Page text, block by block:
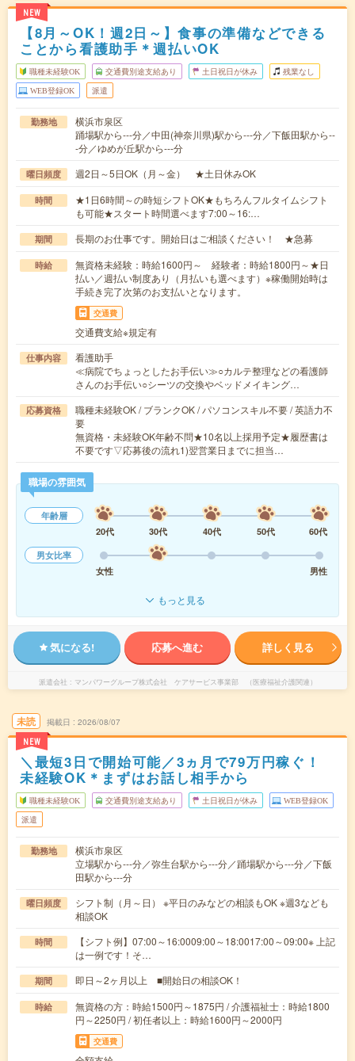
NEW
【8月～OK！週2日～】食事の準備などできる
ことから看護助手＊週払いOK
職種未経験OK 交通費別途支給あり 土日祝日が休み 残業なし
WEB登録OK 派遣
勤務地
横浜市泉区
踊場駅から---分／中田(神奈川県)駅から---分／下飯田駅から--
-分／ゆめが丘駅から---分
曜日頻度 週2日～5日OK（月～金） ★土日休みOK
時間
★1日6時間～の時短シフトOK★もちろんフルタイムシフト
も可能★スタート時間選べます7:00～16:…
期間 長期のお仕事です。開始日はご相談ください！ ★急募
時給
無資格未経験：時給1600円～ 経験者：時給1800円～★日
払い／週払い制度あり（月払いも選べます）※稼働開始時は
手続き完了次第のお支払いとなります。
交通費
交通費支給※規定有
仕事内容
看護助手
≪病院でちょっとしたお手伝い≫○カルテ整理などの看護師
さんのお手伝い○シーツの交換やベッドメイキング…
応募資格
職種未経験OK / ブランクOK / パソコンスキル不要 / 英語力不
要
無資格・未経験OK年齢不問★10名以上採用予定★履歴書は
不要です▽応募後の流れ1)翌営業日までに担当…
職場の雰囲気
年齢層
20代
30代 40代 50代
60代
男女比率
女性
男性
もっと見る
気になる! 応募へ進む 詳しく見る
派遣会社 マンパワーグループ株式会社 ケアサービス事業部 （医療福祉介護関連）
未読
NEW
掲載日 2026/08/07
＼最短3日で開始可能／3ヵ月で79万円稼ぐ！
未経験OK＊まずはお話し相手から
職種未経験OK 交通費別途支給あり 土日祝日が休み WEB登録OK
派遣
勤務地
横浜市泉区
立場駅から---分／弥生台駅から---分／踊場駅から---分／下飯
田駅から---分
曜日頻度
シフト制（月～日） ※平日のみなどの相談もOK ※週3なども
相談OK
時間
【シフト例】07:00～16:0009:00～18:0017:00～09:00※ 上記
は一例です！そ…
期間 即日～2ヶ月以上 ■開始日の相談OK！
時給
無資格の方：時給1500円～1875円 / 介護福祉士：時給1800
円～2250円 / 初任者以上：時給1600円～2000円
交通費